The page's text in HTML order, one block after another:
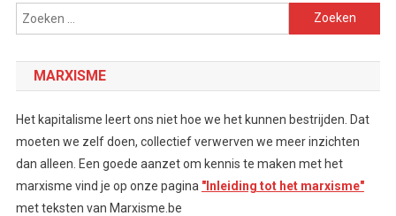
Zoeken
naar:
MARXISME
Het kapitalisme leert ons niet hoe we het kunnen bestrijden. Dat
moeten we zelf doen, collectief verwerven we meer inzichten
dan alleen. Een goede aanzet om kennis te maken met het
marxisme vind je op onze pagina "Inleiding tot het marxisme"
met teksten van Marxisme.be